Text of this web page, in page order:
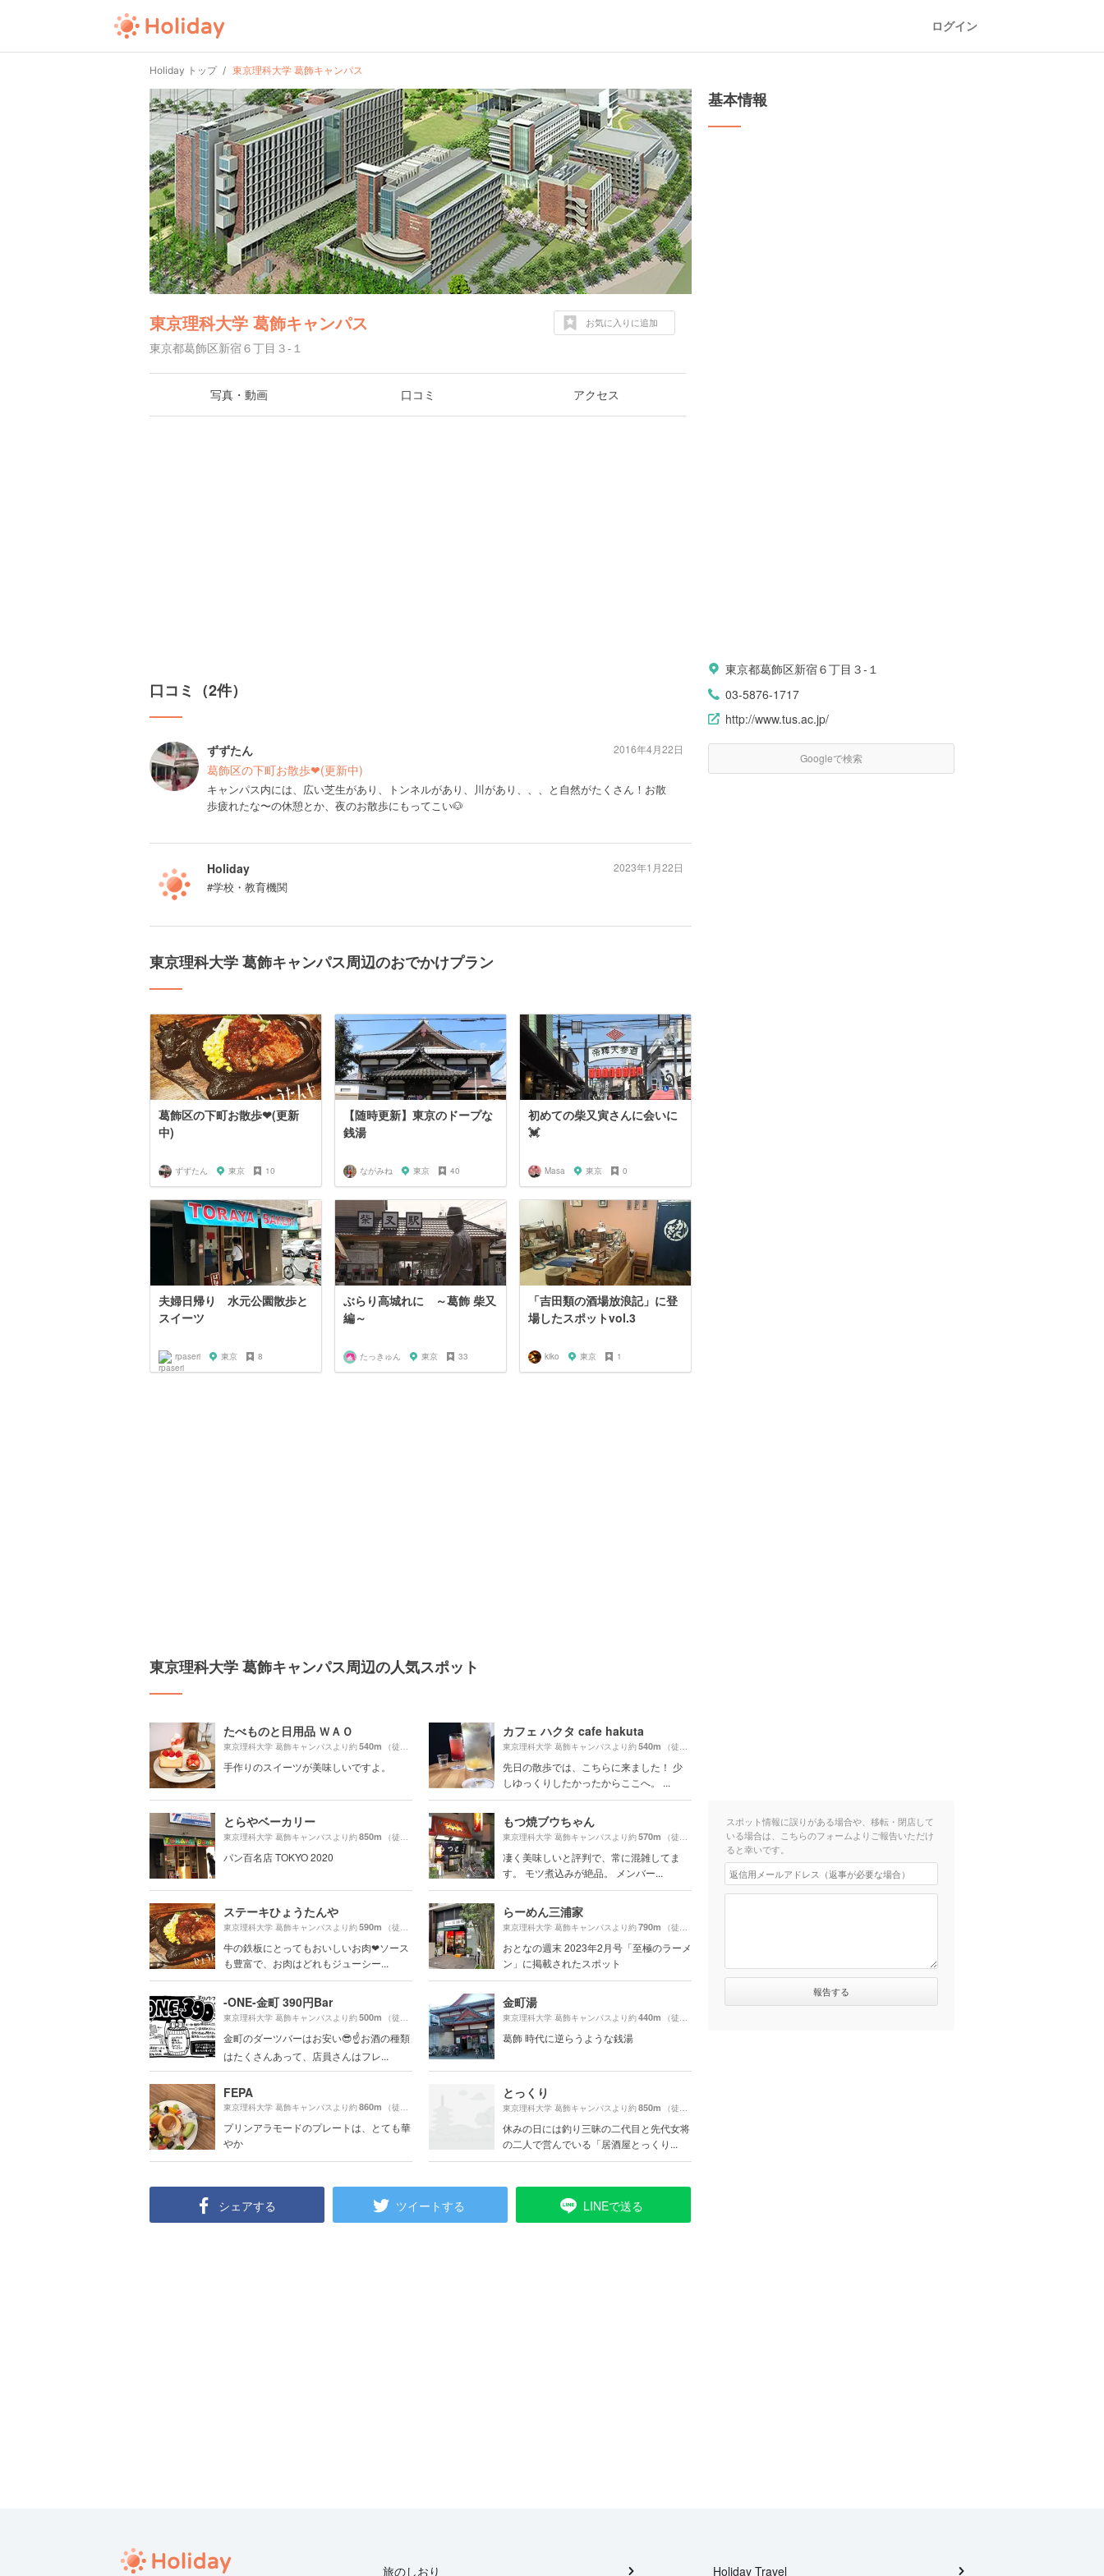
ログイン
Holiday トップ 東京理科大学 葛飾キャンパス
東京理科大学 葛飾キャンパス
東京都葛飾区新宿６丁目３-１
お気に入りに追加
写真・動画 口コミ アクセス
口コミ（2件）
ずずたん
葛飾区の下町お散歩❤︎(更新中)
キャンパス内には、広い芝生があり、トンネルがあり、川があり、、、と自然がたくさん！お散
歩疲れたな〜の休憩とか、夜のお散歩にもってこい🐶
2016年4月22日
Holiday
#学校・教育機関
2023年1月22日
東京理科大学 葛飾キャンパス周辺のおでかけプラン
葛飾区の下町お散歩❤︎(更新
中)
ずずたん 東京 10
【随時更新】東京のドープな
銭湯
ながみね 東京 40
初めての柴又寅さんに会いに
💓
Masa 東京 0
夫婦日帰り 水元公園散歩と
スイーツ
rpaseri 東京 8
ぶらり高城れに ～葛飾 柴又
編～
たっきゅん 東京 33
「吉田類の酒場放浪記」に登
場したスポットvol.3
kiko 東京 1
東京理科大学 葛飾キャンパス周辺の人気スポット
たべものと日用品 ＷＡＯ
東京理科大学 葛飾キャンパスより約540m （徒歩10分）
手作りのスイーツが美味しいですよ。
カフェ ハクタ cafe hakuta
東京理科大学 葛飾キャンパスより約540m （徒歩10分）
先日の散歩では、こちらに来ました！ 少
しゆっくりしたかったからここへ。 ...
とらやベーカリー
東京理科大学 葛飾キャンパスより約850m （徒歩15分）
パン百名店 TOKYO 2020
もつ焼ブウちゃん
東京理科大学 葛飾キャンパスより約570m （徒歩10分）
凄く美味しいと評判で、常に混雑してま
す。 モツ煮込みが絶品。 メンバー...
ステーキひょうたんや
東京理科大学 葛飾キャンパスより約590m （徒歩10分）
牛の鉄板にとってもおいしいお肉❤︎ソース
も豊富で、お肉はどれもジューシー...
らーめん三浦家
東京理科大学 葛飾キャンパスより約790m （徒歩14分）
おとなの週末 2023年2月号「至極のラーメ
ン」に掲載されたスポット
-ONE-金町 390円Bar
東京理科大学 葛飾キャンパスより約500m （徒歩9分）
金町のダーツバーはお安い😎☝️お酒の種類
はたくさんあって、店員さんはフレ...
金町湯
東京理科大学 葛飾キャンパスより約440m （徒歩8分）
葛飾 時代に逆らうような銭湯
FEPA
東京理科大学 葛飾キャンパスより約860m （徒歩15分）
プリンアラモードのプレートは、とても華
やか
とっくり
東京理科大学 葛飾キャンパスより約850m （徒歩15分）
休みの日には釣り三昧の二代目と先代女将
の二人で営んでいる「居酒屋とっくり...
シェアする ツイートする LINEで送る
基本情報
東京都葛飾区新宿６丁目３-１
03-5876-1717
http://www.tus.ac.jp/
Googleで検索
スポット情報に誤りがある場合や、移転・閉店して
いる場合は、こちらのフォームよりご報告いただけ
ると幸いです。
旅のしおり Holiday Travel